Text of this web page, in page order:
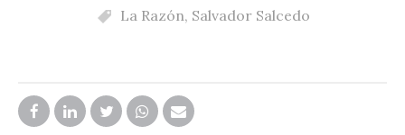
La Razón, Salvador Salcedo